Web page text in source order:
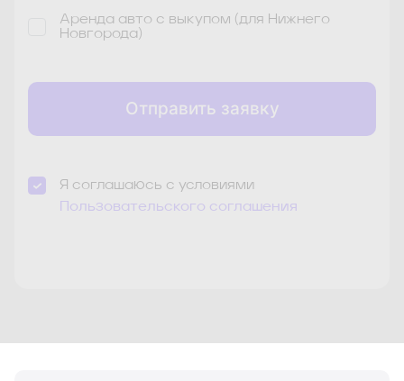
Отправить заявку
Аренда авто с выкупом (для Нижнего
Новгорода)
Я соглашаюсь с условиями
Пользовательского соглашения